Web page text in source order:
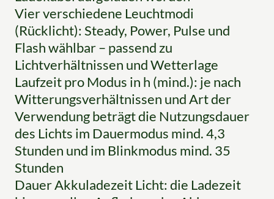
Vier verschiedene Leuchtmodi
(Rücklicht): Steady, Power, Pulse und
Flash wählbar – passend zu
Lichtverhältnissen und Wetterlage
Laufzeit pro Modus in h (mind.): je nach
Witterungsverhältnissen und Art der
Verwendung beträgt die Nutzungsdauer
des Lichts im Dauermodus mind. 4,3
Stunden und im Blinkmodus mind. 35
Stunden
Dauer Akkuladezeit Licht: die Ladezeit